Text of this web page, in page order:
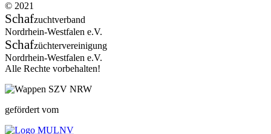
© 2021
Schafzuchtverband
Nordrhein-Westfalen e.V.
Schafzüchtervereinigung
Nordrhein-Westfalen e.V.
Alle Rechte vorbehalten!
gefördert vom